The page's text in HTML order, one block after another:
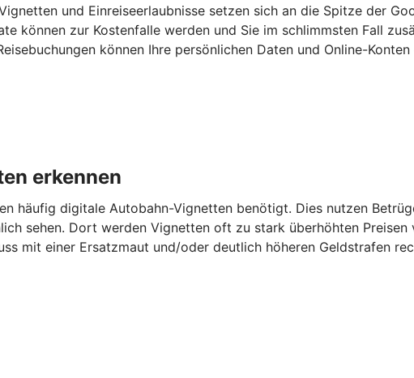
und Einreiseerlaubnisse setzen sich an die Spitze der
können zur Kostenfalle werden und Sie im schlimmsten Fall
können Ihre persönlichen Daten und Online-
erkennen
häufig digitale Autobahn-Vignetten benötigt. Dies nutzen
sehen. Dort werden Vignetten oft zu stark überhöhten
mit einer Ersatzmaut und/oder deutlich höheren Geldstrafen